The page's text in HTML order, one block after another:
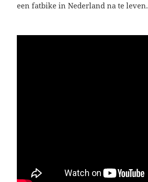
een fatbike in Nederland na te leven.